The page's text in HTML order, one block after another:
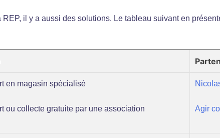
il y a aussi des solutions. Le tableau suivant en
en magasin spécialisé
ou collecte gratuite par une association Agir